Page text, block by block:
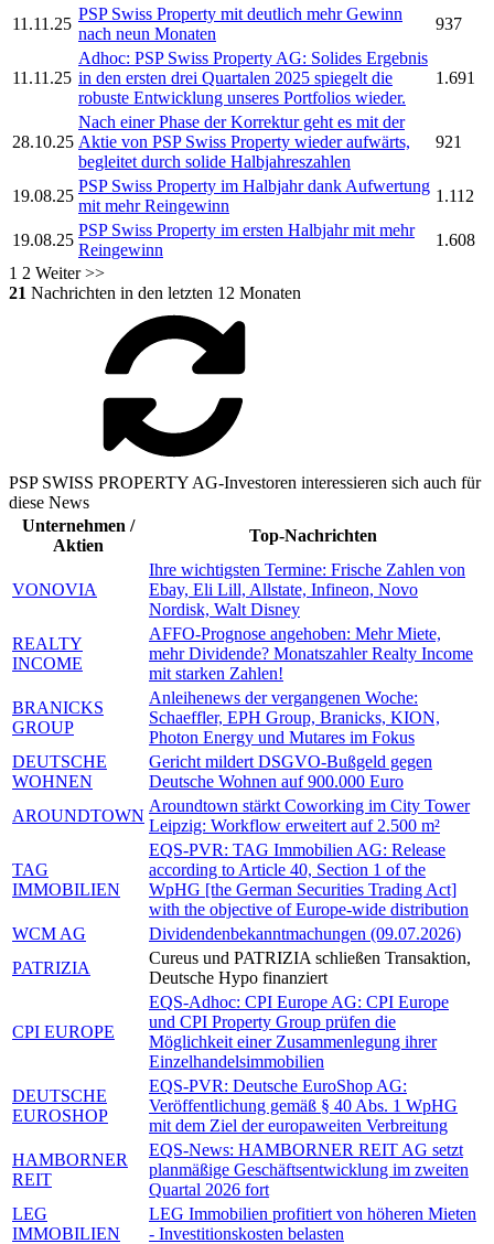
11.11.25
PSP Swiss Property mit deutlich mehr Gewinn
nach neun Monaten
937
11.11.25
Adhoc: PSP Swiss Property AG: Solides Ergebnis
in den ersten drei Quartalen 2025 spiegelt die
robuste Entwicklung unseres Portfolios wieder.
1.691
28.10.25
Nach einer Phase der Korrektur geht es mit der
Aktie von PSP Swiss Property wieder aufwärts,
begleitet durch solide Halbjahreszahlen
921
19.08.25
PSP Swiss Property im Halbjahr dank Aufwertung
mit mehr Reingewinn
1.112
19.08.25
PSP Swiss Property im ersten Halbjahr mit mehr
Reingewinn
1.608
1 2 Weiter >>
21 Nachrichten in den letzten 12 Monaten
PSP SWISS PROPERTY AG-Investoren interessieren sich auch für
diese News
Unternehmen /
Aktien
Top-Nachrichten
VONOVIA
Ihre wichtigsten Termine: Frische Zahlen von
Ebay, Eli Lill, Allstate, Infineon, Novo
Nordisk, Walt Disney
REALTY
INCOME
AFFO-Prognose angehoben: Mehr Miete,
mehr Dividende? Monatszahler Realty Income
mit starken Zahlen!
BRANICKS
GROUP
Anleihenews der vergangenen Woche:
Schaeffler, EPH Group, Branicks, KION,
Photon Energy und Mutares im Fokus
DEUTSCHE
WOHNEN
Gericht mildert DSGVO-Bußgeld gegen
Deutsche Wohnen auf 900.000 Euro
AROUNDTOWN
Aroundtown stärkt Coworking im City Tower
Leipzig: Workflow erweitert auf 2.500 m²
TAG
IMMOBILIEN
EQS-PVR: TAG Immobilien AG: Release
according to Article 40, Section 1 of the
WpHG [the German Securities Trading Act]
with the objective of Europe-wide distribution
WCM AG
Dividendenbekanntmachungen (09.07.2026)
PATRIZIA
Cureus und PATRIZIA schließen Transaktion,
Deutsche Hypo finanziert
CPI EUROPE
EQS-Adhoc: CPI Europe AG: CPI Europe
und CPI Property Group prüfen die
Möglichkeit einer Zusammenlegung ihrer
Einzelhandelsimmobilien
DEUTSCHE
EUROSHOP
EQS-PVR: Deutsche EuroShop AG:
Veröffentlichung gemäß § 40 Abs. 1 WpHG
mit dem Ziel der europaweiten Verbreitung
HAMBORNER
REIT
EQS-News: HAMBORNER REIT AG setzt
planmäßige Geschäftsentwicklung im zweiten
Quartal 2026 fort
LEG
IMMOBILIEN
LEG Immobilien profitiert von höheren Mieten
- Investitionskosten belasten